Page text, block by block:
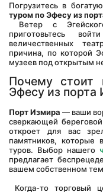
Погрузитесь в
туром по Эфесу из
приготовьтесь
величественных
причина, по которой
музеев под открытым
Почему стоит
Эфесу из порта
Порт Измира — ваши
сверкающей
откроет для вас
памятников, которые
туров. Выбор нашего
предлагает
вашем собственном